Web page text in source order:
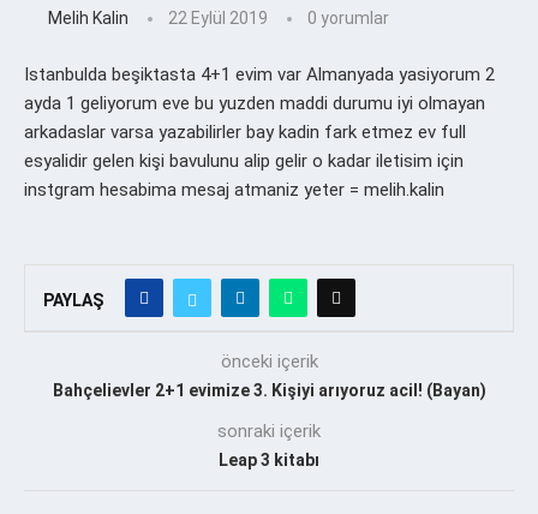
Melih Kalin 22 Eylül 2019 0 yorumlar
Istanbulda beşiktasta 4+1 evim var Almanyada yasiyorum 2
ayda 1 geliyorum eve bu yuzden maddi durumu iyi olmayan
arkadaslar varsa yazabilirler bay kadin fark etmez ev full
esyalidir gelen kişi bavulunu alip gelir o kadar iletisim için
instgram hesabima mesaj atmaniz yeter = melih.kalin
PAYLAŞ
önceki içerik
Bahçelievler 2+1 evimize 3. Kişiyi arıyoruz acil! (Bayan)
sonraki içerik
Leap 3 kitabı